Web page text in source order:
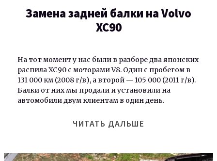
Замена задней балки на Volvo
XC90
На тот момент у нас были в разборе два японских
распила XC90 с моторами V8. Один с пробегом в
131 000 км (2008 г/в), а второй — 105 000 (2011 г/в).
Балки от них мы продали и установили на
автомобили двум клиентам в один день.
ЧИТАТЬ ДАЛЬШЕ